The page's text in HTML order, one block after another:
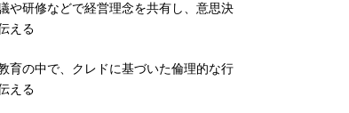
や研修などで経営理念を共有し、意思決
える
育の中で、クレドに基づいた倫理的な行
える